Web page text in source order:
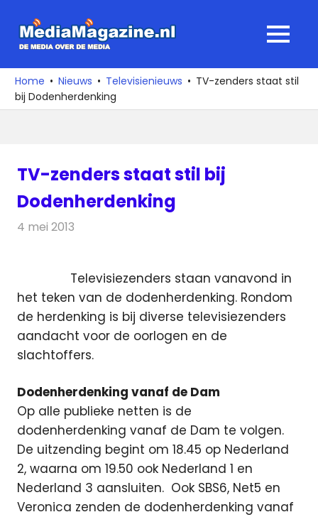
naar
media
over
de
MENU
Home Nieuws Televisienieuws
TV-zenders staat stil
bij Dodenherdenking
TV-zenders staat stil bij
Dodenherdenking
4 mei 2013
Televisiezenders staan vanavond in
het teken van de dodenherdenking. Rondom
de herdenking is bij diverse televisiezenders
aandacht voor de oorlogen en de
slachtoffers.
Dodenherdenking vanaf de Dam
Op alle publieke netten is de
dodenherdenking vanaf de Dam te volgen.
De uitzending begint om 18.45 op Nederland
2, waarna om 19.50 ook Nederland 1 en
Nederland 3 aansluiten. Ook SBS6, Net5 en
Veronica zenden de dodenherdenking vanaf